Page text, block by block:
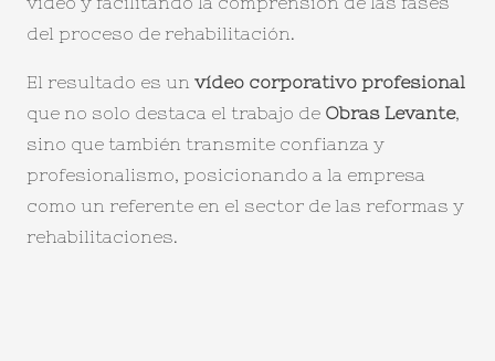
del proceso de rehabilitación.
El resultado es un vídeo corporativo profesional
que no solo destaca el trabajo de Obras Levante,
sino que también transmite confianza y
profesionalismo, posicionando a la empresa
como un referente en el sector de las reformas y
rehabilitaciones.